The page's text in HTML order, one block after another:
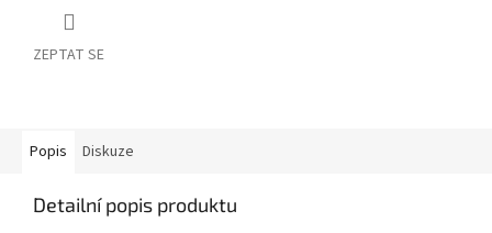
ZEPTAT SE
Popis Diskuze
Detailní popis produktu